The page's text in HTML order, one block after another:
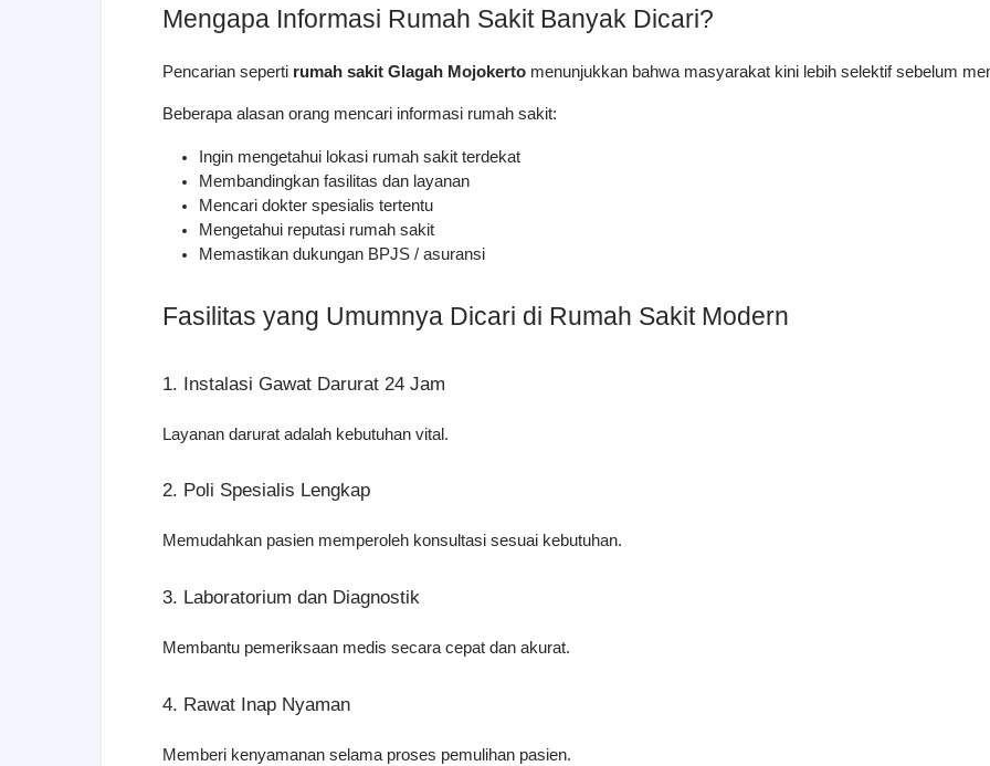
Mengapa Informasi Rumah Sakit Banyak Dicari?
Pencarian seperti rumah sakit Glagah Mojokerto menunjukkan bahwa masyarakat kini lebih selektif sebelum
Beberapa alasan orang mencari informasi rumah sakit:
Ingin mengetahui lokasi rumah sakit terdekat
Membandingkan fasilitas dan layanan
Mencari dokter spesialis tertentu
Mengetahui reputasi rumah sakit
Memastikan dukungan BPJS / asuransi
Fasilitas yang Umumnya Dicari di Rumah Sakit Modern
1. Instalasi Gawat Darurat 24 Jam
Layanan darurat adalah kebutuhan vital.
2. Poli Spesialis Lengkap
Memudahkan pasien memperoleh konsultasi sesuai kebutuhan.
3. Laboratorium dan Diagnostik
Membantu pemeriksaan medis secara cepat dan akurat.
4. Rawat Inap Nyaman
Memberi kenyamanan selama proses pemulihan pasien.